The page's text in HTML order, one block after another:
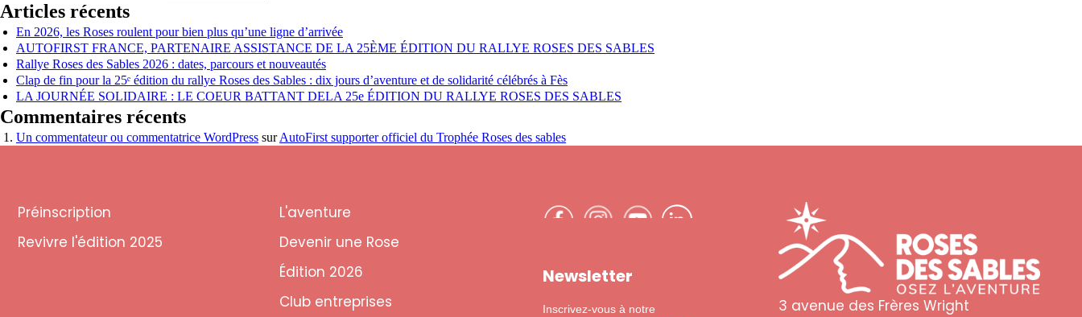
Articles récents
En 2026, les Roses roulent pour bien plus qu’une ligne d’arrivée
AUTOFIRST FRANCE, PARTENAIRE ASSISTANCE DE LA 25ÈME ÉDITION DU RALLYE ROSES DES SABLES
Rallye Roses des Sables 2026 : dates, parcours et nouveautés
Clap de fin pour la 25ᵉ édition du rallye Roses des Sables : dix jours d’aventure et de solidarité célébrés à Fès
LA JOURNÉE SOLIDAIRE : LE COEUR BATTANT DELA 25e ÉDITION DU RALLYE ROSES DES SABLES
Commentaires récents
Un commentateur ou commentatrice WordPress surAutoFirst supporter officiel du Trophée Roses des sables
Préinscription
Revivre l'édition 2025
L'aventure
Devenir une Rose
Édition 2026
Club entreprises
Newsletter
Inscrivez-vous à notre
3 avenue des Frères Wright